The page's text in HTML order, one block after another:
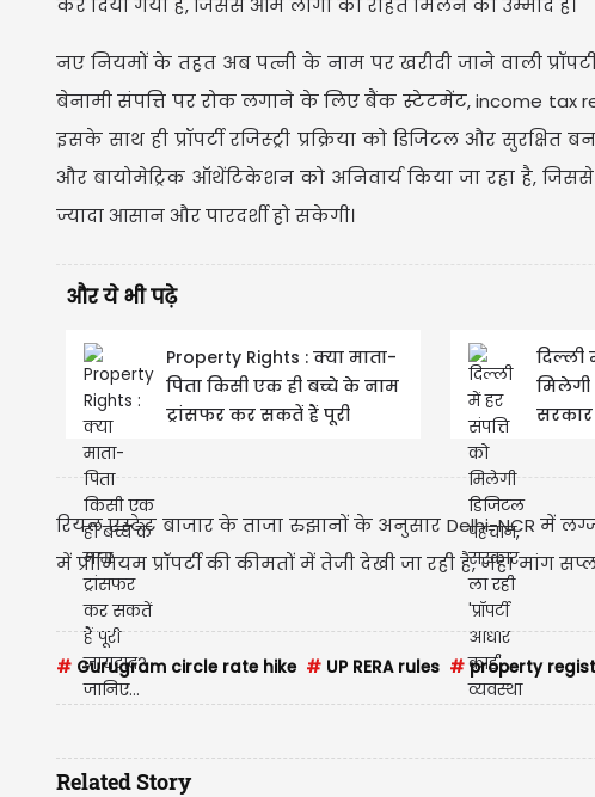
नए नियमों के तहत अब पत्नी के नाम पर खरीदी जाने वाली
बेनामी संपत्ति पर रोक लगाने के लिए बैंक स्टेटमेंट, income tax
इसके साथ ही प्रॉपर्टी रजिस्ट्री प्रक्रिया को डिजिटल और
और बायोमेट्रिक ऑथेंटिकेशन को अनिवार्य किया जा रहा है,
ज्यादा आसान और पारदर्शी हो सकेगी।
और ये भी पढ़े
Property Rights : क्या माता-
पिता किसी एक ही बच्चे के नाम
ट्रांसफर कर सकतें हैं पूरी
दिल्ली
सरकार
रियल एस्टेट बाजार के ताजा रुझानों के अनुसार Delhi-NCR में
में प्रीमियम प्रॉपर्टी की कीमतों में तेजी देखी जा रही है, जहां मांग
# Gurugram circle rate hike # UP RERA rules #property
Related Story